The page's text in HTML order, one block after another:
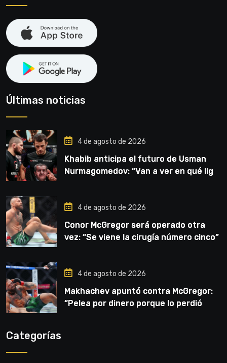
Últimas noticias
4 de agosto de 2026
Khabib anticipa el futuro de Usman
Nurmagomedov: “Van a ver en qué liga
4 de agosto de 2026
Conor McGregor será operado otra
vez: “Se viene la cirugía número cinco”
4 de agosto de 2026
Makhachev apuntó contra McGregor:
“Pelea por dinero porque lo perdió
Categorías